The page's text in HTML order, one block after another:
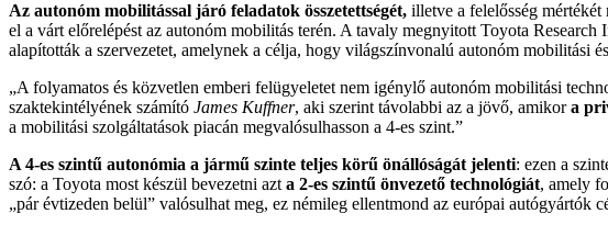
Az autonóm mobilitással járó feladatok összetettségét, illetve a felelősség
el a várt előrelépést az autonóm mobilitás terén. A tavaly megnyitott Toyota
alapították a szervezetet, amelynek a célja, hogy világszínvonalú autonóm mobilitási
„A folyamatos és közvetlen emberi felügyeletet nem igénylő autonóm mobilitási
szaktekintélyének számító James Kuffner, aki szerint távolabbi az a jövő, amikora
a mobilitási szolgáltatások piacán megvalósulhasson a 4-es szint.”
A 4-es szintű autonómia a jármű szinte teljes körű önállóságát jelenti: ezen a
szó: a Toyota most készül bevezetni azt a 2-es szintű önvezető technológiát, amely
„pár évtizeden belül” valósulhat meg, ez némileg ellentmond az európai